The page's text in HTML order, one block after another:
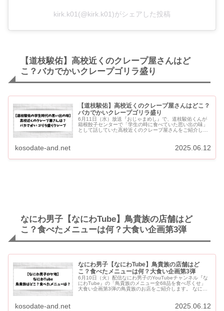
kirk.k01(@kirk.k01)がシェアした投稿
【道枝駿佑】高校近くのクレープ屋さんはど
こ？バカでかいクレープゴリラ盛り
【道枝駿佑】高校近くのクレープ屋さんはどこ？
バカでかいクレープゴリラ盛り
6月11日（水）放送『おじゃまめし』で、道枝駿佑くんが
箱根餃子センターで「学生の時に食べていた思い出の味」
として話していた高校近くのクレープ屋さんをご紹介しま
kosodate-and.net 2025.06.12
なにわ男子【なにわTube】鳥貴族の店舗はど
こ？食べたメニューは何？大食い企画第3弾
なにわ男子【なにわTube】鳥貴族の店舗はど
こ？食べたメニューは何？大食い企画第3弾
6月10日（火）配信なにわ男子のYouTubeチャンネル『な
にわTube』の「鳥貴族のメニュー全68品を食べ尽くせ」
大食い企画第3弾の鳥貴族のお店をご紹介します。 なにわ
kosodate-and.net 2025.06.12